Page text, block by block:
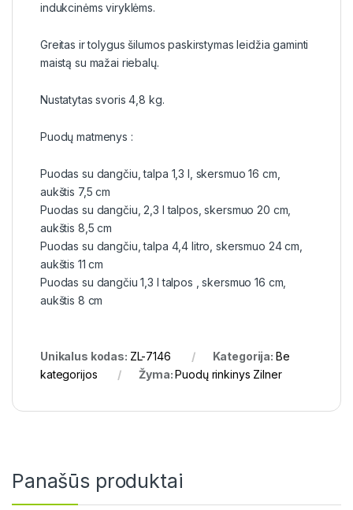
indukcinėms viryklėms.
Greitas ir tolygus šilumos paskirstymas leidžia gaminti
maistą su mažai riebalų.
Nustatytas svoris 4,8 kg.
Puodų matmenys :
Puodas su dangčiu, talpa 1,3 l, skersmuo 16 cm,
aukštis 7,5 cm
Puodas su dangčiu, 2,3 l talpos, skersmuo 20 cm,
aukštis 8,5 cm
Puodas su dangčiu, talpa 4,4 litro, skersmuo 24 cm,
aukštis 11 cm
Puodas su dangčiu 1,3 l talpos , skersmuo 16 cm,
aukštis 8 cm
Unikalus kodas: ZL-7146 Kategorija: Be
kategorijos
Žyma:Puodų rinkinys Zilner
Panašūs produktai